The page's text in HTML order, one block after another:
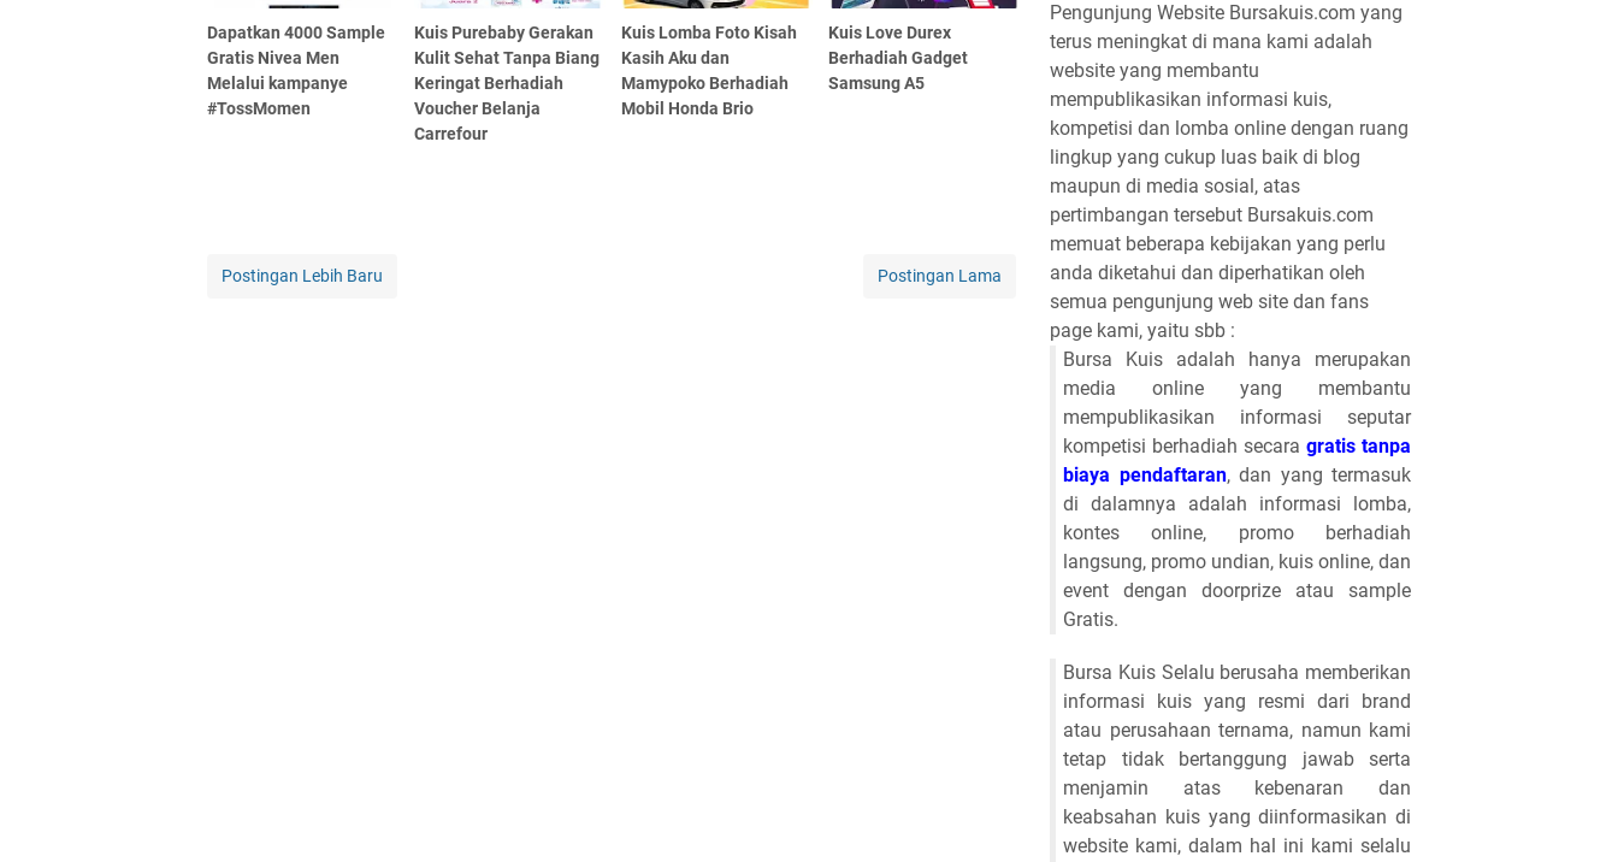
Dapatkan 4000 Sample
Gratis Nivea Men
Melalui kampanye
#TossMomen
Kuis Purebaby Gerakan
Kulit Sehat Tanpa Biang
Keringat Berhadiah
Voucher Belanja
Carrefour
Kuis Lomba Foto Kisah
Kasih Aku dan
Mamypoko Berhadiah
Mobil Honda Brio
Kuis Love Durex
Berhadiah Gadget
Samsung A5
Postingan Lebih Baru Postingan Lama
Pengunjung Website Bursakuis.com yang
terus meningkat di mana kami adalah
website yang membantu
mempublikasikan informasi kuis,
kompetisi dan lomba online dengan ruang
lingkup yang cukup luas baik di blog
maupun di media sosial, atas
pertimbangan tersebut Bursakuis.com
memuat beberapa kebijakan yang perlu
anda diketahui dan diperhatikan oleh
semua pengunjung web site dan fans
page kami, yaitu sbb :
Bursa Kuis adalah hanya merupakan
media online yang membantu
mempublikasikan informasi seputar
kompetisi berhadiah secara gratis tanpa
biaya pendaftaran, dan yang termasuk
di dalamnya adalah informasi lomba,
kontes online, promo berhadiah
langsung, promo undian, kuis online, dan
event dengan doorprize atau sample
Gratis.
Bursa Kuis Selalu berusaha memberikan
informasi kuis yang resmi dari brand
atau perusahaan ternama, namun kami
tetap tidak bertanggung jawab serta
menjamin atas kebenaran dan
keabsahan kuis yang diinformasikan di
website kami, dalam hal ini kami selalu